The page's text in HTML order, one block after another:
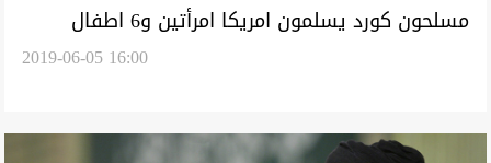
مسلحون كورد يسلمون امريكا امرأتين و6 اطفال
2019-06-05 16:00